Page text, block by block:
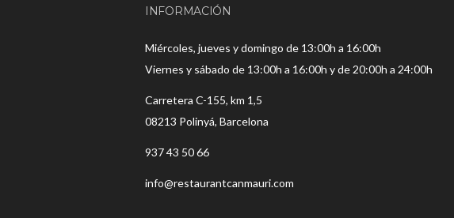
INFORMACIÓN
Miércoles, jueves y domingo de 13:00h a 16:00h
Viernes y sábado de 13:00h a 16:00h y de 20:00h a 24:00h
Carretera C-155, km 1,5
08213 Polinyá, Barcelona
937 43 50 66
info@restaurantcanmauri.com